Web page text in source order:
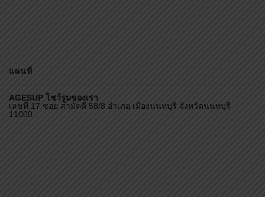
แผนที่
AGESUP โชว์รูมของเรา
เลขที่ 17 ซอย สามัคคี 58/8 อำเภอ เมืองนนทบุรี จังหวัดนนทบุรี
11000